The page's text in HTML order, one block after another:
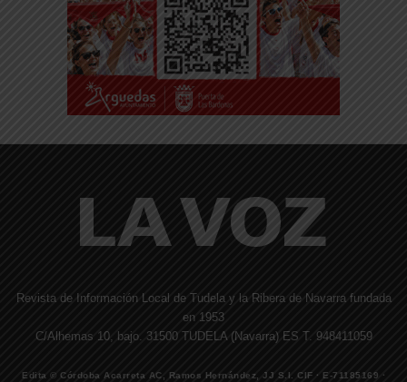
Revista de Información Local de Tudela y la Ribera de Navarra fundada
en 1953
C/Alhemas 10, bajo. 31500 TUDELA (Navarra) ES T. 948411059
Edita © Córdoba Acarreta AC, Ramos Hernández, JJ S.I. CIF · E-71185169 ·